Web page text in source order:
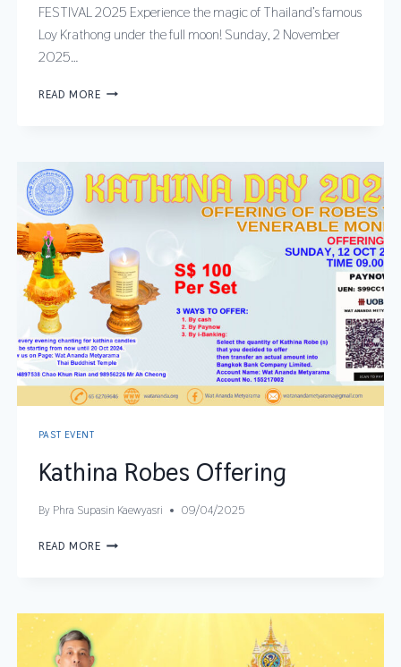
FESTIVAL 2025 Experience the magic of Thailand’s famous
Loy Krathong under the full moon! Sunday, 2 November
2025…
READ MORE
PAST EVENT
Kathina Robes Offering
By Phra Supasin Kaewyasri 09/04/2025
READ MORE